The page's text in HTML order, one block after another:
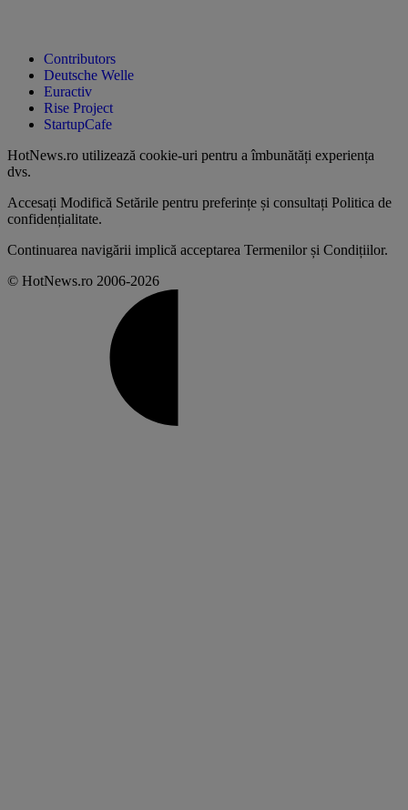
Contributors
Deutsche Welle
Euractiv
Rise Project
StartupCafe
HotNews.ro utilizează cookie-uri pentru a îmbunătăți experiența
dvs.
Accesați Modifică Setările pentru preferințe și consultați Politica de
confidențialitate.
Continuarea navigării implică acceptarea Termenilor și Condițiilor.
© HotNews.ro 2006-2026